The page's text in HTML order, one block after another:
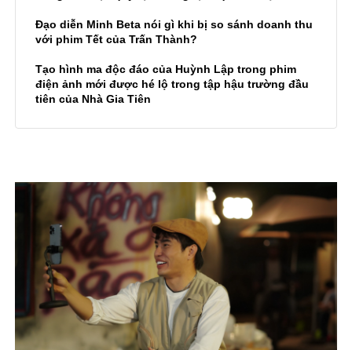
Đạo diễn Minh Beta nói gì khi bị so sánh doanh thu
với phim Tết của Trấn Thành?
Tạo hình ma độc đáo của Huỳnh Lập trong phim
điện ảnh mới được hé lộ trong tập hậu trường đầu
tiên của Nhà Gia Tiên